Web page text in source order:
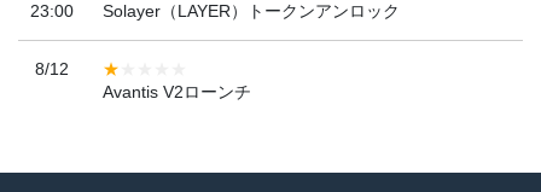
23:00
Solayer（LAYER）トークンアンロック
8/12
Avantis V2ローンチ